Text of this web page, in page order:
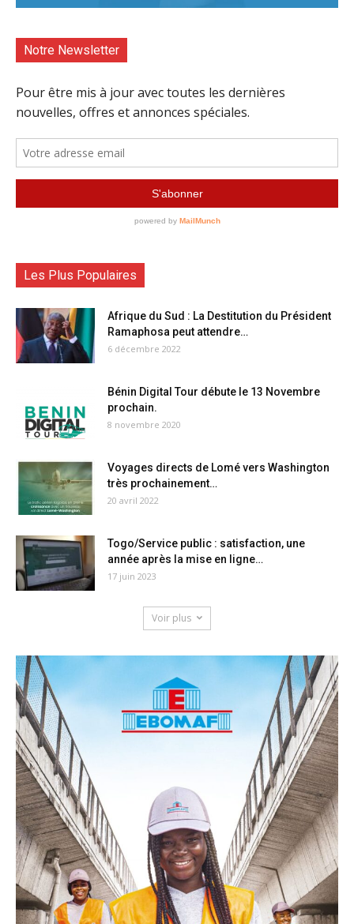
Notre Newsletter
Les Plus Populaires
Afrique du Sud : La Destitution du Président
Ramaphosa peut attendre…
6 décembre 2022
Bénin Digital Tour débute le 13 Novembre
prochain.
8 novembre 2020
Voyages directs de Lomé vers Washington
très prochainement…
20 avril 2022
Togo/Service public : satisfaction, une
année après la mise en ligne…
17 juin 2023
Voir plus